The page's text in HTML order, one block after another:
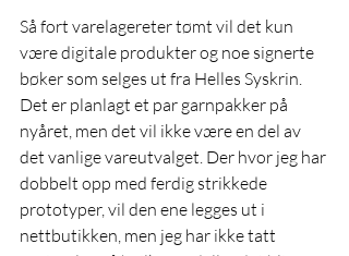
Så fort varelagereter tømt vil det kun
være digitale produkter og noe signerte
bøker som selges ut fra Helles Syskrin.
Det er planlagt et par garnpakker på
nyåret, men det vil ikke være en del av
det vanlige vareutvalget. Der hvor jeg har
dobbelt opp med ferdig strikkede
prototyper, vil den ene legges ut i
nettbutikken, men jeg har ikke tatt